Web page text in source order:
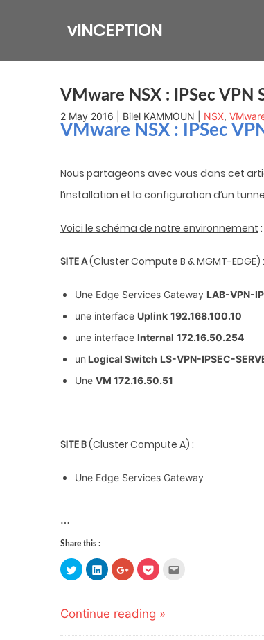
vINCEPTION
VMware NSX : IPSec VPN
2 May 2016 | Bilel KAMMOUN | NSX,
VMware NSX : IPSec
Nous partageons avec vous dans cet
l’installation et la configuration d’un
Voici le schéma de notre environnement :
SITE A(Cluster Compute B & MGMT-EDGE) :
Une Edge Services Gateway LAB-VPN-
une interface Uplink 192.168.100.10
une interface Internal 172.16.50.254
un Logical Switch LS-VPN-IPSEC-
UneVM 172.16.50.51
SITE B(Cluster Compute A) :
Une Edge Services Gateway
…
Share this :
Click
to
share
(Opens
in
window)
Click
to
share
(Opens
in
window)
Click
to
share
(Opens
in
window)
Click
to
(Opens
in
window)
in
Continue reading »